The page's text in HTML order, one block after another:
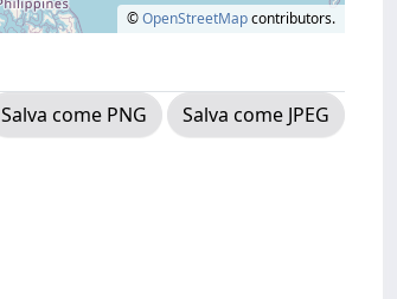
©OpenStreetMapcontributors.
Salva come PNG
Salva come JPEG